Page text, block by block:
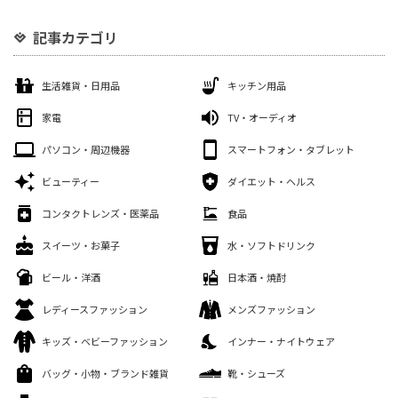
記事カテゴリ
生活雑貨・日用品 キッチン用品
家電 TV・オーディオ
パソコン・周辺機器 スマートフォン・タブレット
ビューティー ダイエット・ヘルス
コンタクトレンズ・医薬品 食品
スイーツ・お菓子 水・ソフトドリンク
ビール・洋酒 日本酒・焼酎
レディースファッション メンズファッション
キッズ・ベビーファッション インナー・ナイトウェア
バッグ・小物・ブランド雑貨 靴・シューズ